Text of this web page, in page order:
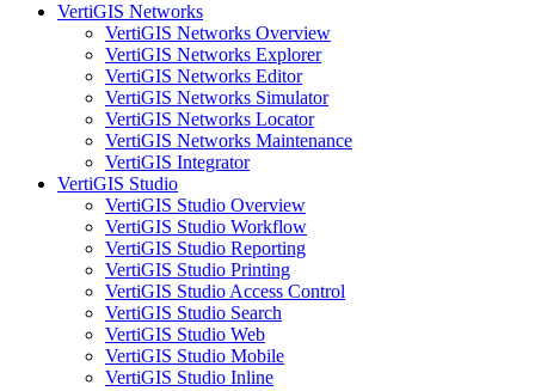
VertiGIS Networks
VertiGIS Networks Overview
VertiGIS Networks Explorer
VertiGIS Networks Editor
VertiGIS Networks Simulator
VertiGIS Networks Locator
VertiGIS Networks Maintenance
VertiGIS Integrator
VertiGIS Studio
VertiGIS Studio Overview
VertiGIS Studio Workflow
VertiGIS Studio Reporting
VertiGIS Studio Printing
VertiGIS Studio Access Control
VertiGIS Studio Search
VertiGIS Studio Web
VertiGIS Studio Mobile
VertiGIS Studio Inline